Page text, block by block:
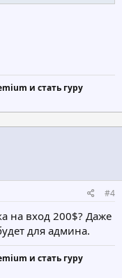
и стать гуру
#4
на вход 200$? Даже
для админа.
и стать гуру